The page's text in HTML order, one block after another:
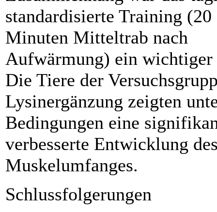
standardisierte Training (20
Minuten Mitteltrab nach
Aufwärmung) ein wichtiger
Die Tiere der
Lysinergänzung zeigten
Bedingungen eine
verbesserte Entwicklung
Muskelumfanges.
Schlussfolgerungen